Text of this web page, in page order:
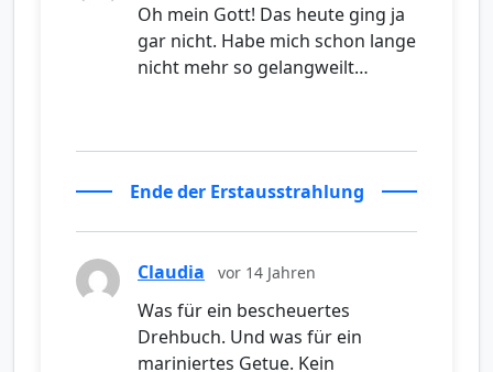
Oh mein Gott! Das heute ging ja
gar nicht. Habe mich schon lange
nicht mehr so gelangweilt…
Ende der Erstausstrahlung
Claudia vor 14 Jahren
Was für ein bescheuertes
Drehbuch. Und was für ein
mariniertes Getue. Kein